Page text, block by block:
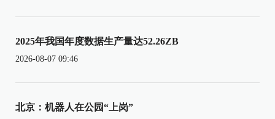
2025年我国年度数据生产量达52.26ZB
2026-08-07 09:46
北京：机器人在公园“上岗”